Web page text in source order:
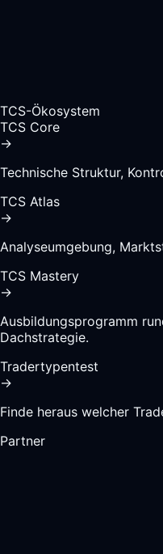
TCS-Ökosystem
TCS Core
→
Technische Struktur,
TCS Atlas
→
Analyseumgebung,
TCS Mastery
→
Ausbildungsprogramm
Dachstrategie.
Tradertypentest
→
Finde heraus welcher
Partner